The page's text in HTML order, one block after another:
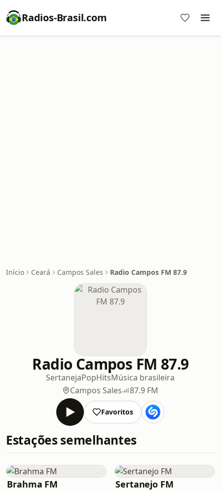
Radios-Brasil.com
Início Ceará Campos Sales Radio Campos FM 87.9
Radio Campos FM 87.9
SertanejaPopHitsMúsica brasileira
Campos Sales
87.9 FM
Favoritos
Estações semelhantes
Brahma FM Sertanejo FM